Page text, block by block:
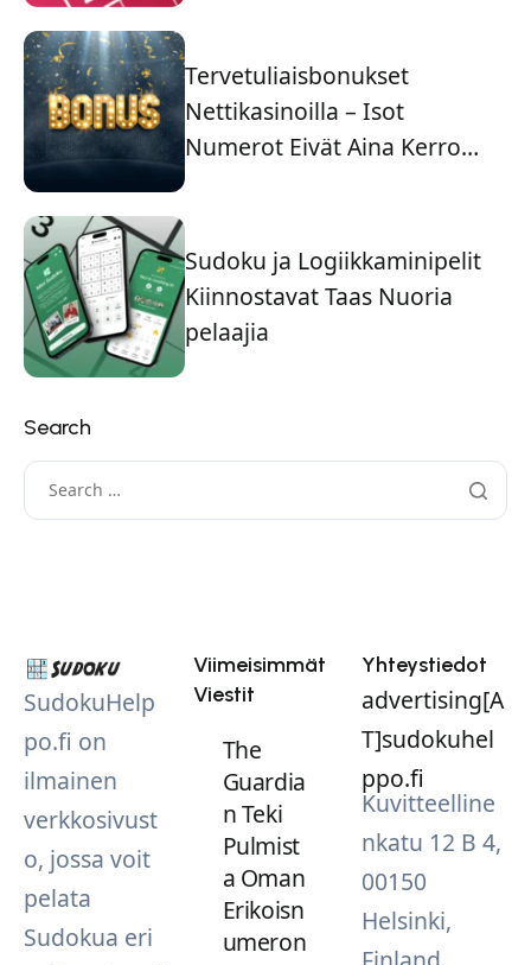
Tervetuliaisbonukset
Nettikasinoilla – Isot
Numerot Eivät Aina Kerro
Sudoku ja Logiikkaminipelit
Kiinnostavat Taas Nuoria
pelaajia
Search
SudokuHelp
po.fi on
ilmainen
verkkosivust
o, jossa voit
pelata
Sudokua eri
Viimeisimmät
Viestit
The
Guardia
n Teki
Pulmist
a Oman
Erikoisn
umeron
Yhteystiedot
advertising[A
T]sudokuhel
ppo.fi
Kuvitteelline
nkatu 12 B 4,
00150
Helsinki,